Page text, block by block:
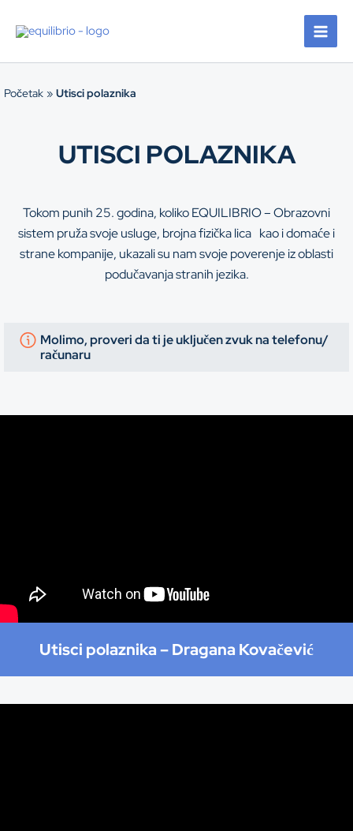
Početak Utisci polaznika
UTISCI POLAZNIKA
Tokom punih 25. godina, koliko EQUILIBRIO – Obrazovni
sistem pruža svoje usluge, brojna fizička lica kao i domaće i
strane kompanije, ukazali su nam svoje poverenje iz oblasti
podučavanja stranih jezika.
Molimo, proveri da ti je uključen zvuk na telefonu/
računaru
Utisci polaznika – Dragana Kovačević